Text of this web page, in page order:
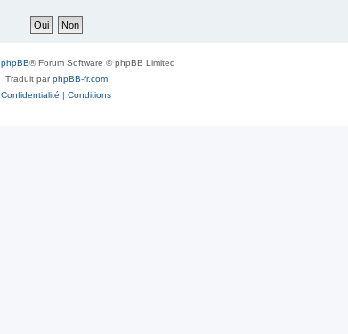
phpBB® Forum Software © phpBB Limited
Traduit parphpBB-fr.com
Confidentialité | Conditions